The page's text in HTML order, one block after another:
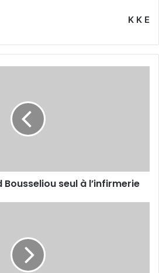
K K E
seul à l’infirmerie